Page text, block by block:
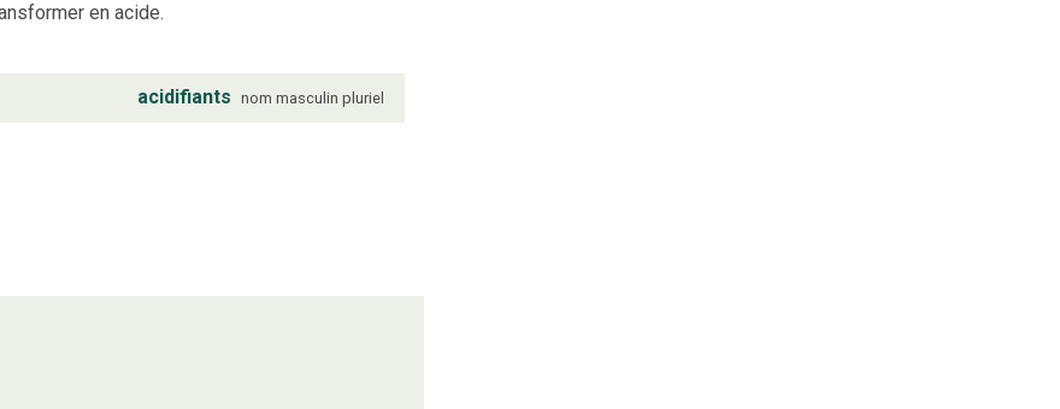
en acide.
acidifiants nom masculin pluriel